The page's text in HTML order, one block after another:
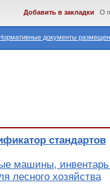
документы
Добавить в закладки О
стандартов
машины,
лесного хозяйства